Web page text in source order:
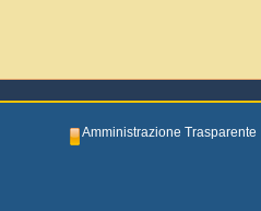
Amministrazione Trasparente